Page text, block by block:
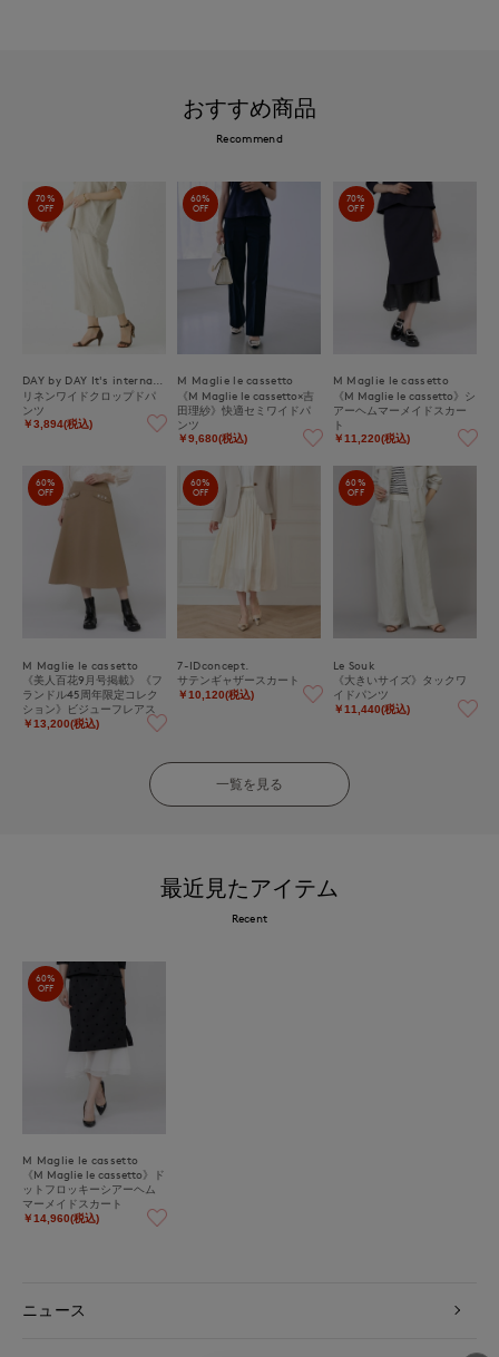
おすすめ商品
Recommend
70%
OFF
リネンワイドクロップドパ
ンツ
￥3,894(税込)
60%
OFF
M Maglie le cassetto
《M Maglie le cassetto×吉
田理紗》快適セミワイドパ
ンツ
￥9,680(税込)
70%
OFF
M Maglie le cassetto
《M Maglie le cassetto》シ
アーヘムマーメイドスカー
ト
￥11,220(税込)
60%
OFF
M Maglie le cassetto
《美人百花9月号掲載》《フ
ランドル45周年限定コレク
ション》ビジューフレアス
カート《M Maglie le casset
￥13,200(税込)
60%
OFF
7-IDconcept.
サテンギャザースカート
￥10,120(税込)
60%
OFF
Le Souk
《大きいサイズ》タックワ
イドパンツ
￥11,440(税込)
一覧を見る
最近見たアイテム
Recent
60%
OFF
M Maglie le cassetto
《M Maglie le cassetto》ド
ットフロッキーシアーヘム
マーメイドスカート
￥14,960(税込)
ニュース